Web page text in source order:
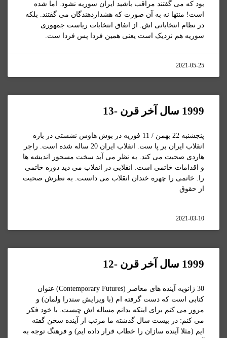
بود که می گفتند مراقب باشید ایران سوریه نشود. اما شده
است! منتها نه به آن صورت که هشداردهندگان می گفتند. بلکه
در نظام انتخاباتی اش. از اتفاق انتخابات ریاست جمهوری
سوریه هم نزدیک است یعنی همین فردا پس فردا ست.
2021-05-25
1999 سال آخر قرن -13
پنجشنبه 22 بهمن / 11 فوریه در بوش هاوس نشستی در باره
انقلاب ایران بر پا ست. انقلاب ایران 20 ساله شده است. راجر
هاردی صحبت می کند. به نظر می آید سخت مسحور اندیشه ها
و اقدامات خاتمی است. انقلابی در انقلاب می دید دوره خاتمی
را. خاتمی را چهره خندان انقلاب می دانست. به نظرش صحبت
از حقوق
2021-03-10
1999 سال آخر قرن -12
30 ژانویه آینده های معاصر (Contemporary Futures) عنوان
کتابی است که دست گرفته ام (با ویرایش سندرا ولمان) و
مرور می کنم برای اینکه بدانم مساله اش چیست. با خود فکر
می کنم: در بیست سال گذشته ما مرتب از آینده سخن گفته
ایم (مثلا آینده سازان را خطاب قرار داده ایم) و فرهنگ توجه به